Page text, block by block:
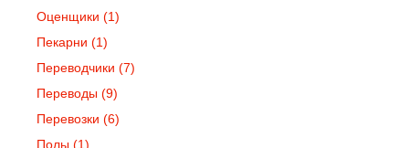
Оценщики (1)
Пекарни (1)
Переводчики (7)
Переводы (9)
Перевозки (6)
Полы (1)